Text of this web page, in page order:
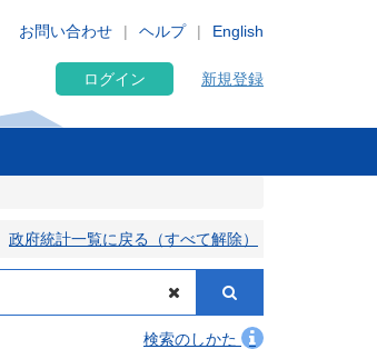
English
お問い合わせ ヘルプ
ログイン 新規登録
政府統計一覧に戻る（すべて解除）
検索のしかた